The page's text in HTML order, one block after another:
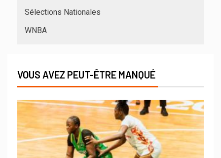
Sélections Nationales
WNBA
VOUS AVEZ PEUT-ÊTRE MANQUÉ